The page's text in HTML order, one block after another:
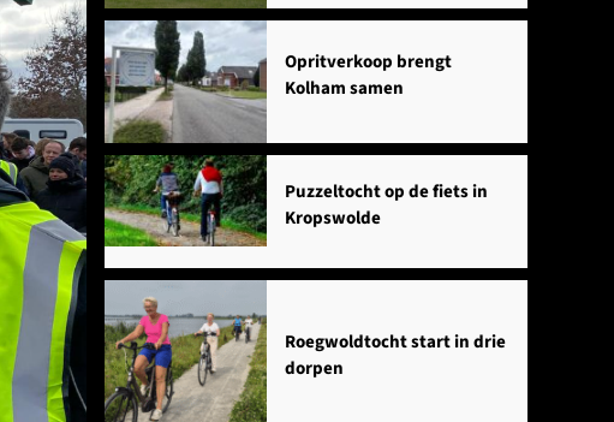
Opritverkoop brengt
Kolham samen
Puzzeltocht op de fiets in
Kropswolde
Roegwoldtocht start in drie
dorpen